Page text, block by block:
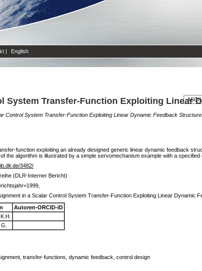
| English
System Transfer-Function Exploiting Linear
Control System Transfer-Function Exploiting Linear Dynamic Feedback
function exploiting an already designed generic linear dynamic feedback
the algorithm is illustrated by a simple servomechanism example with a specified
3482/
(DLR-Interner Bericht)
in a Scalar Control System Transfer-Function Exploiting Linear Dynamic
Autoren-ORCID-iD
transfer-functions, dynamic feedback, control design